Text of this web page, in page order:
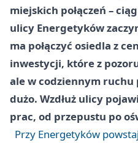
miejskich połączeń –
ulicy Energetyków
ma połączyć osiedla z
inwestycji, które z
ale w codziennym
dużo. Wzdłuż ulicy
prac, od przepustu po
Przy Energetyków